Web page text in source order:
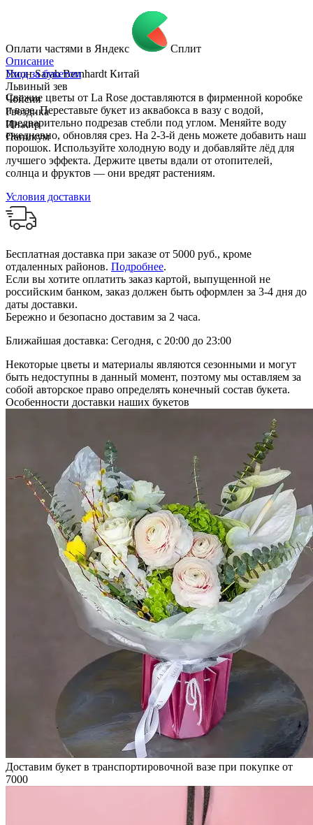
Оплати частями в Яндекс
Сплит
Описание
Пион Sarah Bernhardt Китай
Львиный зев
Чойсия
Гвоздика
Инжир
Паникум
Уход за букетом
Свежие цветы от La Rose доставляются в фирменной коробке
и вазе. Переставьте букет из аквабокса в вазу с водой,
предварительно подрезав стебли под углом. Меняйте воду
ежедневно, обновляя срез. На 2-3-й день можете добавить наш
порошок. Используйте холодную воду и добавляйте лёд для
лучшего эффекта. Держите цветы вдали от отопителей,
солнца и фруктов — они вредят растениям.
Условия доставки
Бесплатная доставка при заказе от 5000 руб., кроме
отдаленных районов. Подробнее.
Если вы хотите оплатить заказ картой, выпущенной не
российским банком, заказ должен быть оформлен за 3-4 дня до
даты доставки.
Бережно и безопасно доставим за 2 часа.
Ближайшая доставка: Сегодня, с 20:00 до 23:00
Некоторые цветы и материалы являются сезонными и могут
быть недоступны в данный момент, поэтому мы оставляем за
собой авторское право определять конечный состав букета.
Особенности доставки наших букетов
Доставим букет в транспортировочной вазе при покупке от
7000